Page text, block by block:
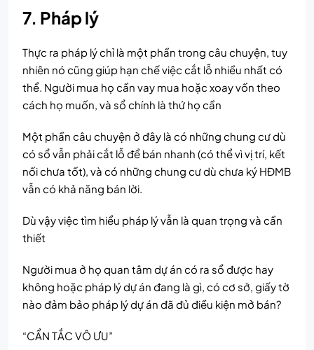
7. Pháp lý
Thực ra pháp lý chỉ là một phần trong câu chuyện, tuy
nhiên nó cũng giúp hạn chế việc cắt lỗ nhiều nhất có
thể. Người mua họ cần vay mua hoặc xoay vốn theo
cách họ muốn, và sổ chính là thứ họ cần
Một phần câu chuyện ở đây là có những chung cư dù
có sổ vẫn phải cắt lỗ để bán nhanh (có thể vì vị trí, kết
nối chưa tốt), và có những chung cư dù chưa ký HĐMB
vẫn có khả năng bán lời.
Dù vậy việc tìm hiểu pháp lý vẫn là quan trọng và cần
thiết
Người mua ở họ quan tâm dự án có ra sổ được hay
không hoặc pháp lý dự án đang là gì, có cơ sở, giấy tờ
nào đảm bảo pháp lý dự án đã đủ điều kiện mở bán?
“CẨN TẮC VÔ ƯU”